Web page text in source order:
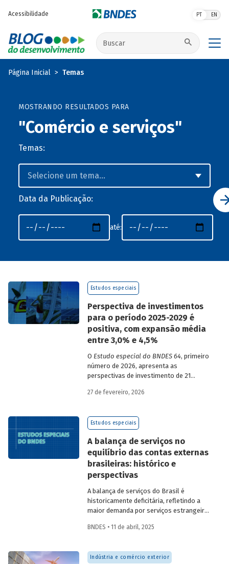
Acessibilidade PT EN
Buscar no site
Página Inicial Temas
MOSTRANDO RESULTADOS PARA
"Comércio e serviços"
Temas:
Data da Publicação:
até:
Estudos especiais
Perspectiva de investimentos
para o período 2025-2029 é
positiva, com expansão média
entre 3,0% e 4,5%
O Estudo especial do BNDES 64, primeiro
número de 2026, apresenta as
perspectivas de investimento de 21
período de 2025 a 2029.
27 de fevereiro, 2026
Estudos especiais
A balança de serviços no
equilíbrio das contas externas
brasileiras: histórico e
perspectivas
A balança de serviços do Brasil é
historicamente deficitária, refletindo a
maior demanda por serviços estrangeiros
nacionais. O Estudo especial do BNDES 45
do Brasil, destacando sua composição
por segmento e por país e apontando
BNDES • 11 de abril, 2025
Indústria e comércio exterior